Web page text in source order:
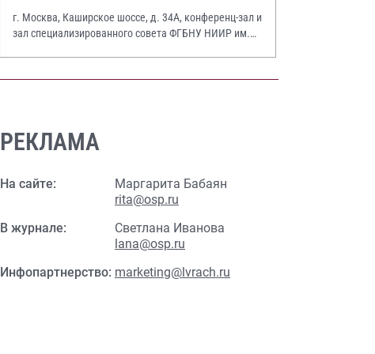
г. Москва, Каширское шоссе, д. 34А, конференц-зал и
зал специализированного совета ФГБНУ НИИР им.
РЕКЛАМА
На сайте:
Маргарита Бабаян
rita@osp.ru
В журнале:
Светлана Иванова
lana@osp.ru
Инфопартнерство: marketing@lvrach.ru